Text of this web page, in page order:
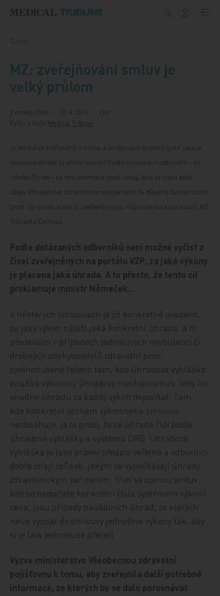
MZ: zveřejňování smluv je
velký průlom
2 minuty čtení 28. 4. 2014
red
Vyšlo v titulu Medical Tribune
Je možné ze zveřejněných smluv a úhradových dodatků zjistit, jaká je
skutečná úhrada za určité výkony? Podle oslovených odborníků – viz
rubrika Fórum – se tyto informace zjistit nedají, byly by třeba další
údaje. Ministerstvo zdravotnictví naopak tvrdí, že důležitá data je možné
zjistit i ze smluv, které již zveřejněné jsou. Odpovědi poskytla mluvčí MZ
Štěpánka Čechová.
Podle dotázaných odborníků není možné vyčíst z
čísel zveřejněných na portálu VZP, za jaké výkony
je placena jaká úhrada. A to přesto, že tento cíl
proklamuje ministr Němeček…
V některých smlouvách je již konkrétně uvedeno,
za jaký výkon náleží jaká konkrétní úhrada, a to
především v případech jednotlivých ambulancí či
drobných poskytovatelů zdravotní péče,
zjednodušeně řečeno tam, kde úhradová vyhláška
používá výkonový úhradový mechanismus, tedy lze
snadno úhradu za každý výkon dopočítat. Tam,
kde konkrétní seznam výkon/cena smlouva
neobsahuje, je to proto, že se úhrada řídí podle
úhradové vyhlášky a systému DRG. Úhradová
vyhláška je jako právní předpis veřejná a odborníci
dobře znají způsob, jakým se vypočítávají úhrady
zdravotnickým zařízením. Třetí skupinou smluv,
kde se nedočtete konkrétní čísla systémem výkon/
cena, jsou případy paušálních úhrad, ze kterých
nelze vypsat do smlouvy jednotlivé výkony tak, aby
si je laik jednoduše přečetl.
Vyzve ministerstvo Všeobecnou zdravotní
pojišťovnu k tomu, aby zveřejnila další potřebné
informace, ze kterých by se dalo porovnávat